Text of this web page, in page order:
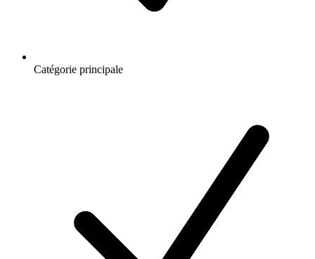
Catégorie principale